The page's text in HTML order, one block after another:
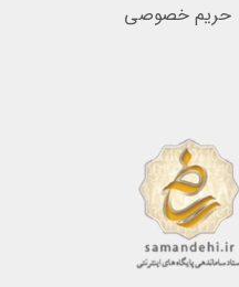
حریم خصوصی